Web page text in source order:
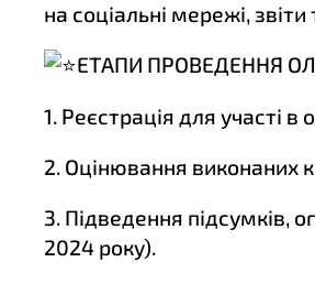
на соціальні мережі,
ЕТАПИ ПРОВЕДЕННЯ
1. Реєстрація для участі
2. Оцінювання виконаних
3. Підведення підсумків,
2024 року).